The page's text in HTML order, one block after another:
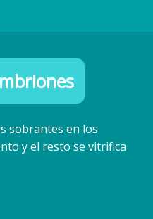
sobrantes en los
y el resto se vitrifica